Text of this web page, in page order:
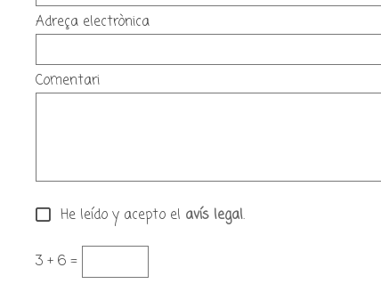
Adreça electrònica
Comentari
He leído y acepto el avís legal.
3 + 6 =